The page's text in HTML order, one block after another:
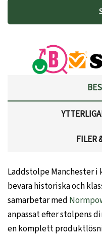
FILER
Laddstolpe Manchester i
bevara historiska och
samarbetar med
anpassat efter stolpens
en komplett